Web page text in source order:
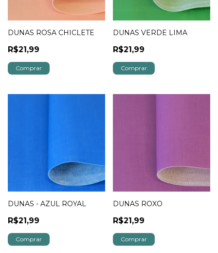
DUNAS ROSA CHICLETE
R$21,99
DUNAS VERDE LIMA
R$21,99
DUNAS - AZUL ROYAL
R$21,99
DUNAS ROXO
R$21,99